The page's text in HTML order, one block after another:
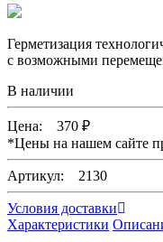
Герметизация
с возможными
В наличии
Цена: 370 ₽
*Цены на нашем сайте
Артикул: 2130
Условия доставки
Характеристики